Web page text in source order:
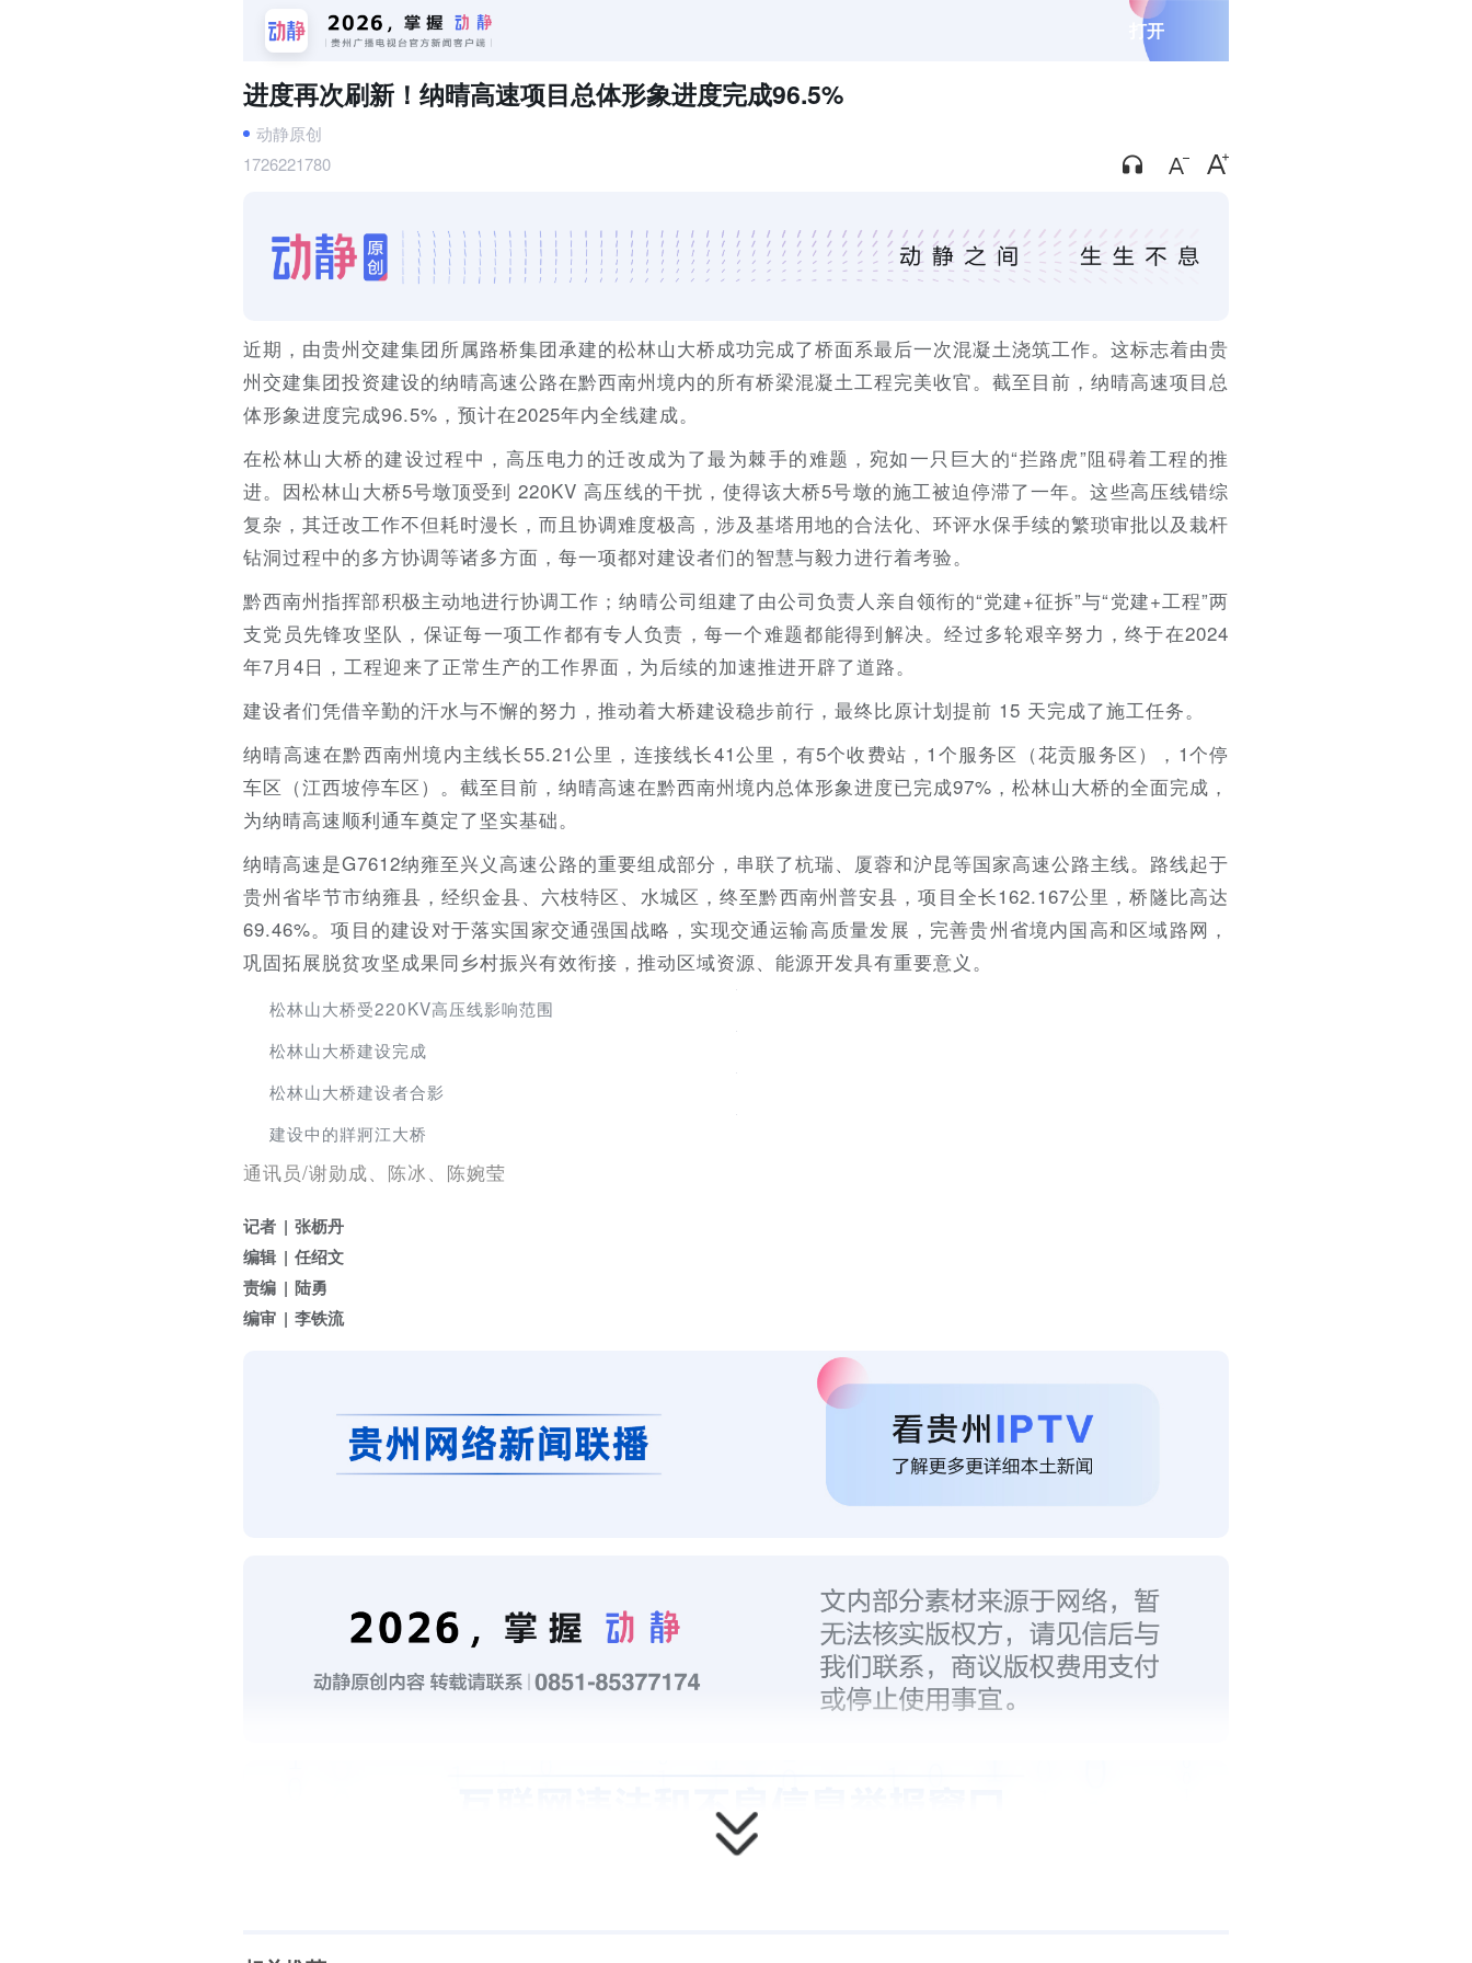
打开
进度再次刷新！纳晴高速项目总体形象进度完成96.5%
动静原创
1726221780
近期，由贵州交建集团所属路桥集团承建的松林山大桥成功完成了桥面系最后一次混凝土浇筑工作。这标志着由贵
州交建集团投资建设的纳晴高速公路在黔西南州境内的所有桥梁混凝土工程完美收官。截至目前，纳晴高速项目总
体形象进度完成96.5%，预计在2025年内全线建成。
在松林山大桥的建设过程中，高压电力的迁改成为了最为棘手的难题，宛如一只巨大的“拦路虎”阻碍着工程的推
进。因松林山大桥5号墩顶受到 220KV 高压线的干扰，使得该大桥5号墩的施工被迫停滞了一年。这些高压线错综
复杂，其迁改工作不但耗时漫长，而且协调难度极高，涉及基塔用地的合法化、环评水保手续的繁琐审批以及栽杆
钻洞过程中的多方协调等诸多方面，每一项都对建设者们的智慧与毅力进行着考验。
黔西南州指挥部积极主动地进行协调工作；纳晴公司组建了由公司负责人亲自领衔的“党建+征拆”与“党建+工程”两
支党员先锋攻坚队，保证每一项工作都有专人负责，每一个难题都能得到解决。经过多轮艰辛努力，终于在2024
年7月4日，工程迎来了正常生产的工作界面，为后续的加速推进开辟了道路。
建设者们凭借辛勤的汗水与不懈的努力，推动着大桥建设稳步前行，最终比原计划提前 15 天完成了施工任务。
纳晴高速在黔西南州境内主线长55.21公里，连接线长41公里，有5个收费站，1个服务区（花贡服务区），1个停
车区（江西坡停车区）。截至目前，纳晴高速在黔西南州境内总体形象进度已完成97%，松林山大桥的全面完成，
为纳晴高速顺利通车奠定了坚实基础。
纳晴高速是G7612纳雍至兴义高速公路的重要组成部分，串联了杭瑞、厦蓉和沪昆等国家高速公路主线。路线起于
贵州省毕节市纳雍县，经织金县、六枝特区、水城区，终至黔西南州普安县，项目全长162.167公里，桥隧比高达
69.46%。项目的建设对于落实国家交通强国战略，实现交通运输高质量发展，完善贵州省境内国高和区域路网，
巩固拓展脱贫攻坚成果同乡村振兴有效衔接，推动区域资源、能源开发具有重要意义。
松林山大桥受220KV高压线影响范围
松林山大桥建设完成
松林山大桥建设者合影
建设中的牂牁江大桥
通讯员/谢勋成、陈冰、陈婉莹
记者
张枥丹
编辑
任绍文
责编
陆勇
编审
李铁流